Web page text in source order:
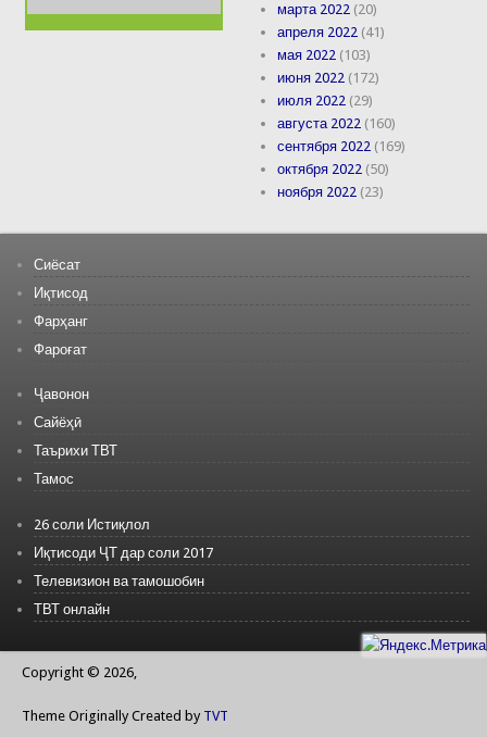
марта 2022 (20)
апреля 2022 (41)
мая 2022 (103)
июня 2022 (172)
июля 2022 (29)
августа 2022 (160)
сентября 2022 (169)
октября 2022 (50)
ноября 2022 (23)
Сиёсат
Иқтисод
Фарҳанг
Фароғат
Ҷавонон
Сайёҳӣ
Таърихи ТВТ
Тамос
26 соли Истиқлол
Иқтисоди ҶТ дар соли 2017
Телевизион ва тамошобин
ТВТ онлайн
Copyright © 2026,
Theme Originally Created by TVT